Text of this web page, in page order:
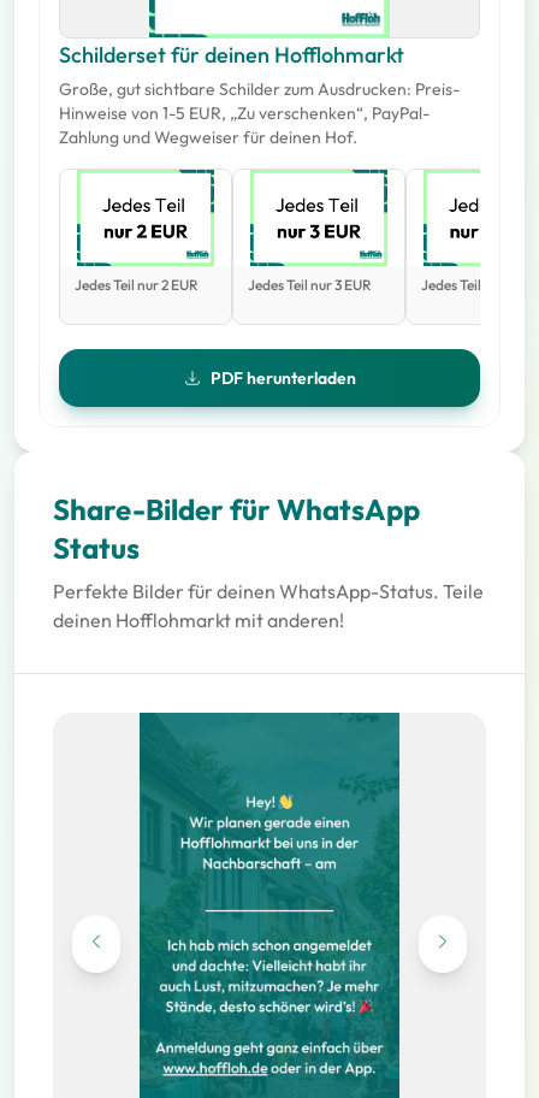
Share-Bilder für WhatsApp
Status
Perfekte Bilder für deinen WhatsApp-Status. Teile
deinen Hofflohmarkt mit anderen!
Schilderset für deinen Hofflohmarkt
Große, gut sichtbare Schilder zum Ausdrucken: Preis-
Hinweise von 1-5 EUR, „Zu verschenken“, PayPal-
Zahlung und Wegweiser für deinen Hof.
Jedes Teil nur 2 EUR Jedes Teil nur 3 EUR Jedes Teil nur 4
PDF herunterladen